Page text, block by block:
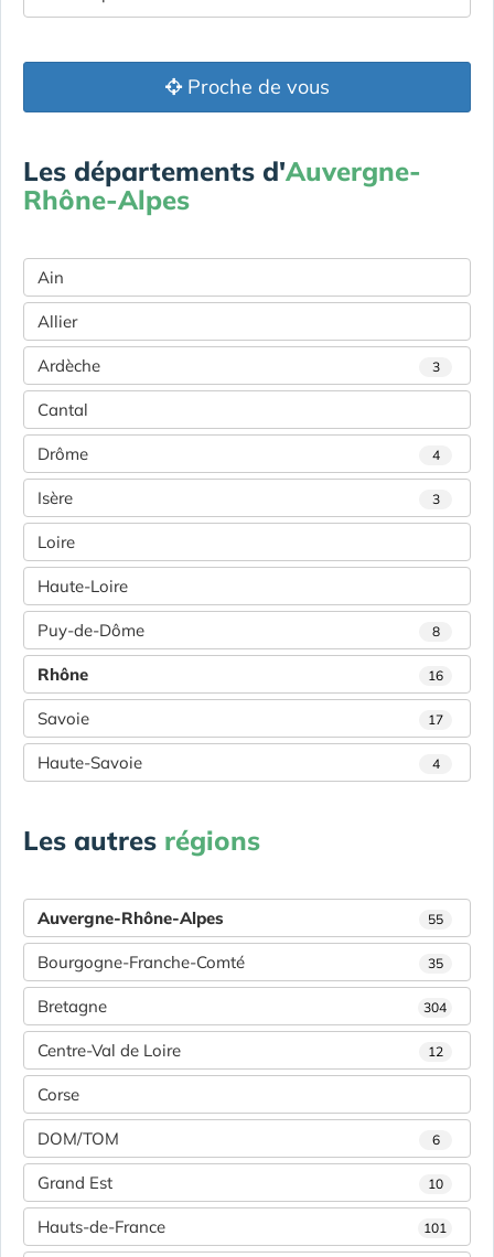
Proche de vous
Les départements d'Auvergne-
Rhône-Alpes
Ain
Allier
Ardèche 3
Cantal
Drôme 4
Isère 3
Loire
Haute-Loire
Puy-de-Dôme 8
Rhône 16
Savoie 17
Haute-Savoie 4
Les autres régions
Auvergne-Rhône-Alpes 55
Bourgogne-Franche-Comté 35
Bretagne 304
Centre-Val de Loire 12
Corse
DOM/TOM 6
Grand Est 10
Hauts-de-France 101